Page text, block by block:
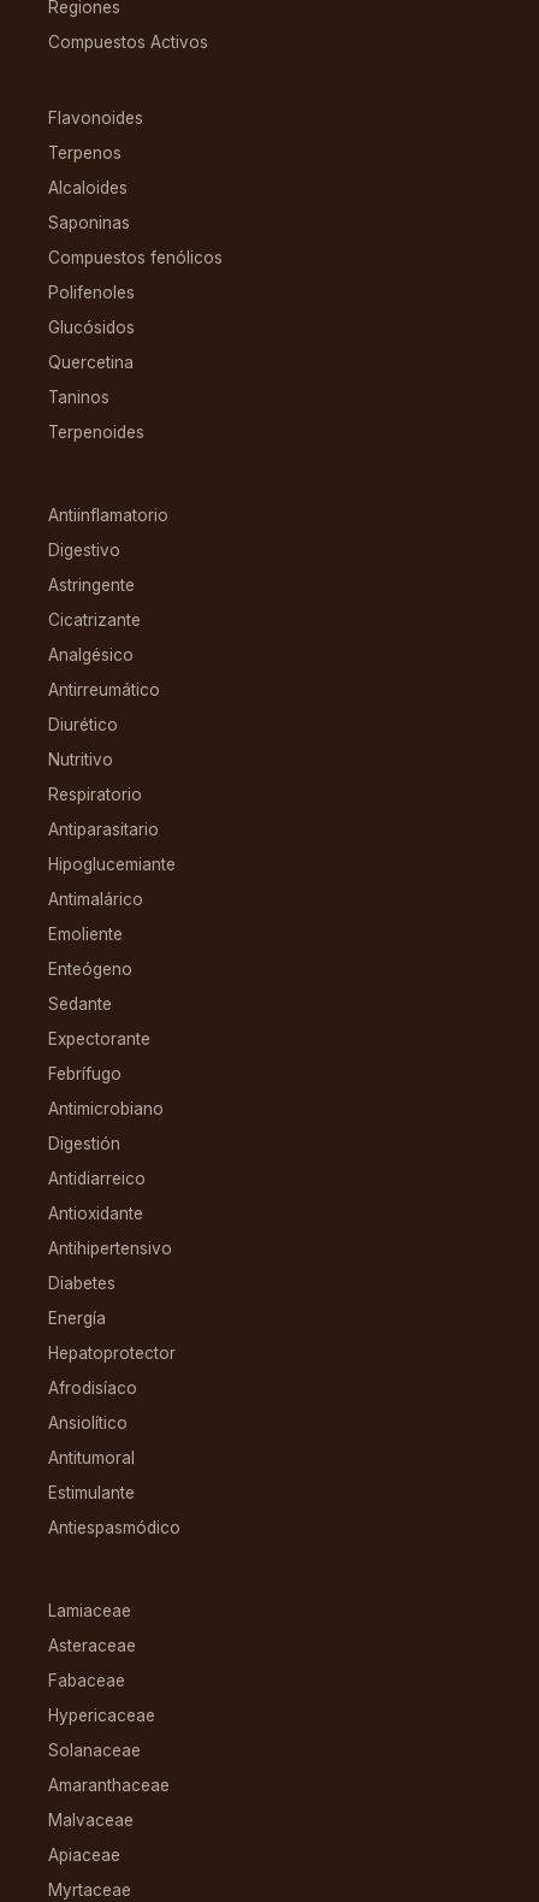
Regiones
Compuestos Activos
Flavonoides
Terpenos
Alcaloides
Saponinas
Compuestos fenólicos
Polifenoles
Glucósidos
Quercetina
Taninos
Terpenoides
Antiinflamatorio
Digestivo
Astringente
Cicatrizante
Analgésico
Antirreumático
Diurético
Nutritivo
Respiratorio
Antiparasitario
Hipoglucemiante
Antimalárico
Emoliente
Enteógeno
Sedante
Expectorante
Febrífugo
Antimicrobiano
Digestión
Antidiarreico
Antioxidante
Antihipertensivo
Diabetes
Energía
Hepatoprotector
Afrodisíaco
Ansiolítico
Antitumoral
Estimulante
Antiespasmódico
Lamiaceae
Asteraceae
Fabaceae
Hypericaceae
Solanaceae
Amaranthaceae
Malvaceae
Apiaceae
Myrtaceae